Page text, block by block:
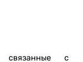
связанные с